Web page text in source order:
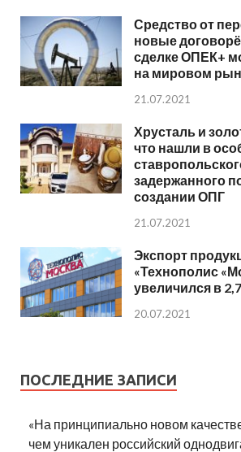
Средство от
новые
сделке ОПЕК+
на мировом
21.07.2021
Хрусталь и
что нашли в
задержанного
создании ОПГ
21.07.2021
Экспорт
«Технополис
увеличился в
20.07.2021
ПОСЛЕДНИЕ ЗАПИСИ
«На принципиально новом
чем уникален российский